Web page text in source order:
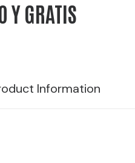
Y GRATIS
Information